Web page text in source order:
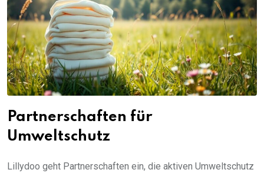
Partnerschaften für
Umweltschutz
Lillydoo geht Partnerschaften ein, die aktiven Umweltschutz